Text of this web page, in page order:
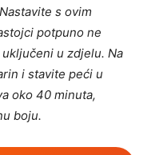
s ovim
potpuno ne
u zdjelu. Na
i stavite peći u
oko 40 minuta,
boju.